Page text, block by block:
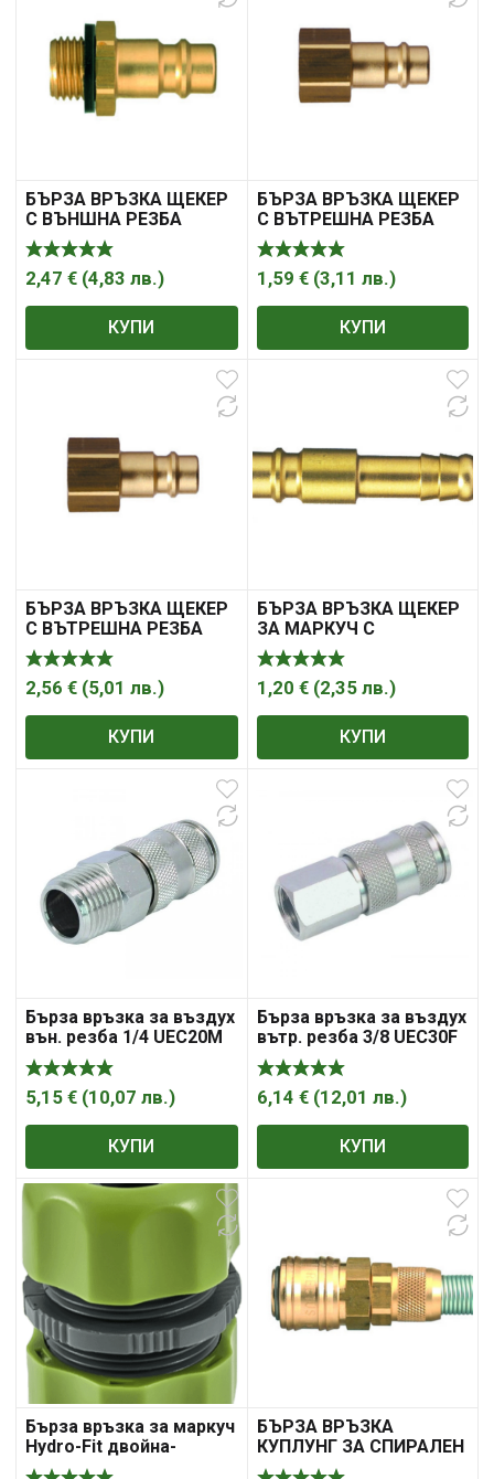
БЪРЗА ВРЪЗКА ЩЕКЕР
С ВЪНШНА РЕЗБА
2,47 € (4,83 лв.)
КУПИ
БЪРЗА ВРЪЗКА ЩЕКЕР
С ВЪТРЕШНА РЕЗБА
1,59 € (3,11 лв.)
КУПИ
БЪРЗА ВРЪЗКА ЩЕКЕР
С ВЪТРЕШНА РЕЗБА
2,56 € (5,01 лв.)
КУПИ
БЪРЗА ВРЪЗКА ЩЕКЕР
ЗА МАРКУЧ С
ВЪТРЕШЕН ДИАМЕТЪР
1,20 € (2,35 лв.)
КУПИ
Бърза връзка за въздух
вън. резба 1/4 UEC20M
ASTA
5,15 € (10,07 лв.)
КУПИ
Бърза връзка за въздух
вътр. резба 3/8 UEC30F
ASTA
6,14 € (12,01 лв.)
КУПИ
Бърза връзка за маркуч
Hydro-Fit двойна-
женска 1/2″- 5/8″
БЪРЗА ВРЪЗКА
КУПЛУНГ ЗА СПИРАЛЕН
МАРКУЧ